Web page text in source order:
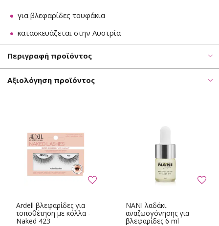
για βλεφαρίδες τουφάκια
κατασκευάζεται στην Αυστρία
Περιγραφή προϊόντος
Αξιολόγηση προϊόντος
Ardell βλεφαρίδες για
τοποθέτηση με κόλλα -
Naked 423
NANI λαδάκι
αναζωογόνησης για
βλεφαρίδες 6 ml